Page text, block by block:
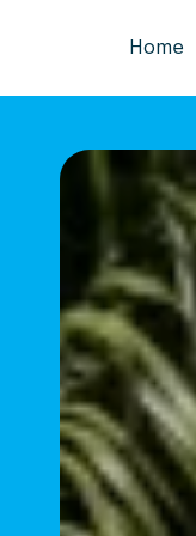
Home